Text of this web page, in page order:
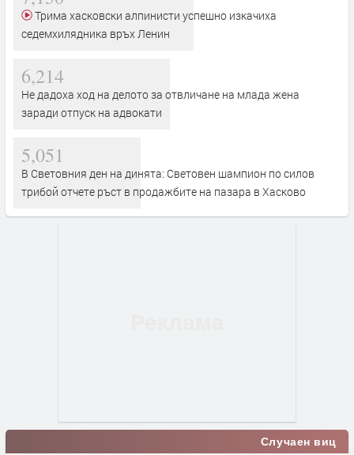
седемхилядника връх Ленин
6,214
Не дадоха ход на делото за отвличане на млада жена
заради отпуск на адвокати
5,051
В Световния ден на динята: Световен шампион по силов
трибой отчете ръст в продажбите на пазара в Хасково
Случаен виц